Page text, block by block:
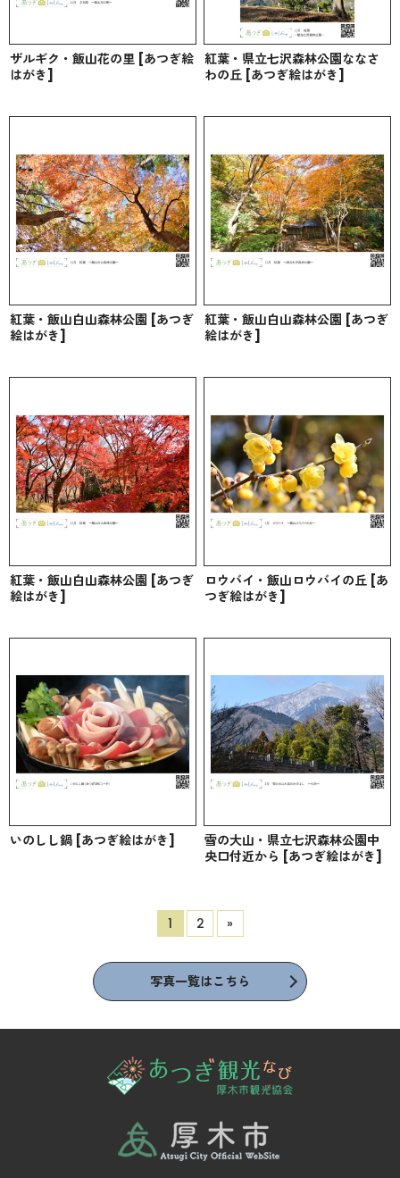
ザルギク・飯山花の里 [あつぎ絵
はがき]
紅葉・県立七沢森林公園ななさ
わの丘 [あつぎ絵はがき]
紅葉・飯山白山森林公園 [あつぎ
絵はがき]
紅葉・飯山白山森林公園 [あつぎ
絵はがき]
紅葉・飯山白山森林公園 [あつぎ
絵はがき]
ロウバイ・飯山ロウバイの丘 [あ
つぎ絵はがき]
いのしし鍋 [あつぎ絵はがき]
雪の大山・県立七沢森林公園中
央口付近から [あつぎ絵はがき]
1 2 »
写真一覧はこちら